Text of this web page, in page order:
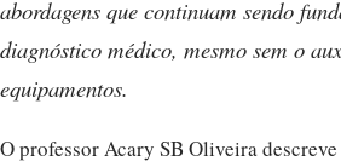
abordagens que continuam sendo
diagnóstico médico, mesmo sem o
equipamentos.
O professor Acary SB Oliveira